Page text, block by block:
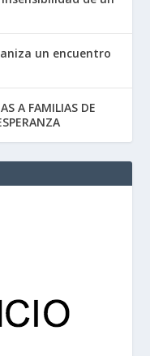
un encuentro
A FAMILIAS DE